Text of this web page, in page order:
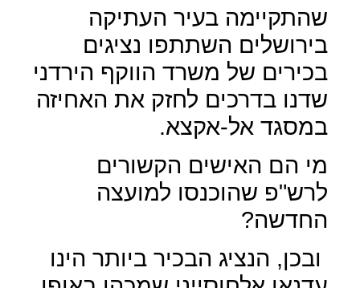
שהתקיימה בעיר העתיקה
בירושלים השתתפו נציגים
בכירים של משרד הווקף הירדני
שדנו בדרכים לחזק את האחיזה
במסגד אל-אקצא.
מי הם האישים הקשורים
לרש"פ שהוכנסו למועצה
החדשה?
ובכן, הנציג הבכיר ביותר הינו